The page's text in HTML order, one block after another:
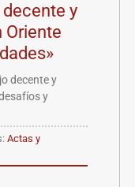
decente y
decente y
y
Actas y